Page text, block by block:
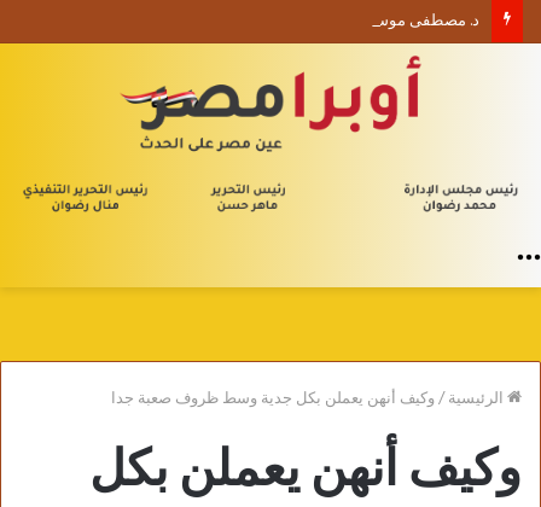
د. مصطفى موسى يكتب الأربعون الإدارية (1) من يلا إدارة
الرئيسية/وكيف أنهن يعملن بكل جدية وسط ظروف صعبة جدا
وكيف أنهن يعملن بكل